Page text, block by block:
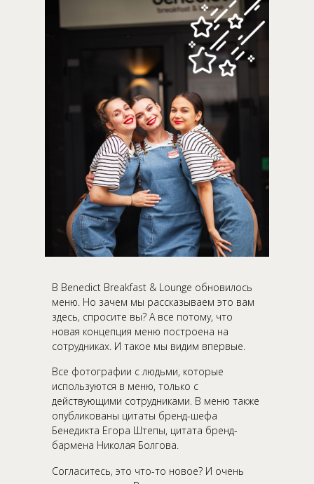
В Benedict Breakfast & Lounge обновилось
меню. Но зачем мы рассказываем это вам
здесь, спросите вы? А все потому, что
новая концепция меню построена на
сотрудниках. И такое мы видим впервые.
Все фотографии с людьми, которые
используются в меню, только с
действующими сотрудниками. В меню также
опубликованы цитаты бренд-шефа
Бенедикта Егора Штепы, цитата бренд-
бармена Николая Болгова.
Согласитесь, это что-то новое? И очень